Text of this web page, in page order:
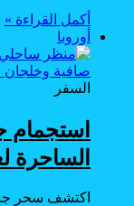
أكمل القراءة »
أوروبا
السفر
استجمام
الساحرة
اكتشف سحر